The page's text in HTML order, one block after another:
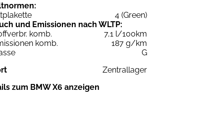
4 (Green)
und Emissionen nach WLTP:
komb.
7,1 l/100km
komb.
187 g/km
G
Zentrallager
zum BMW X6 anzeigen